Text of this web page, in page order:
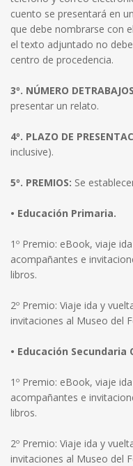
cuento se presentará en
que debe nombrarse con
el texto adjuntado no
centro de procedencia.
3º. NÚMERO
presentar un relato.
4º. PLAZO DE
inclusive).
5º. PREMIOS: Se
• Educación Primaria.
1º Premio: eBook, viaje
acompañantes e
libros.
2º Premio: Viaje ida y
invitaciones al Museo del
• Educación
1º Premio: eBook, viaje
acompañantes e
libros.
2º Premio: Viaje ida y
invitaciones al Museo del